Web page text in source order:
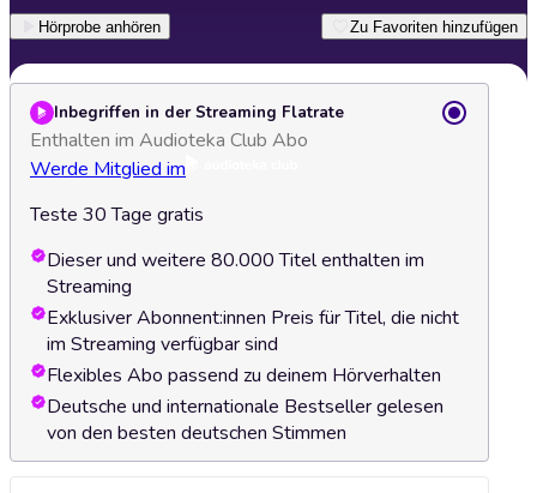
Hörprobe anhören Zu Favoriten hinzufügen
Inbegriffen in der Streaming Flatrate
Enthalten im Audioteka Club Abo
Werde Mitglied im
Teste 30 Tage gratis
Dieser und weitere 80.000 Titel enthalten im
Streaming
Exklusiver Abonnent:innen Preis für Titel, die nicht
im Streaming verfügbar sind
Flexibles Abo passend zu deinem Hörverhalten
Deutsche und internationale Bestseller gelesen
von den besten deutschen Stimmen